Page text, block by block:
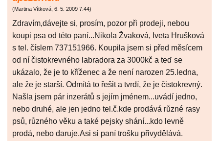
(Martina Vítková, 6. 5. 2009 7:44)
Zdravím,dávejte si, prosím, pozor při prodeji, nebou
koupi psa od této paní...Nikola Žvaková, Iveta Hrušková
s tel. číslem 737151966. Koupila jsem si před měsícem
od ní čistokrevného labradora za 3000kč a teď se
ukázalo, že je to kříženec a že není narozen 25.ledna,
ale že je starší. Odmítá to řešit a tvrdí, že je čistokrevný.
Našla jsem pár inzerátů s jejím jménem...uvádí jedno,
nebo druhé, ale jen jedno tel.č.kde prodává různé rasy
psů, různého věku a také pejsky shání...kdo levně
prodá, nebo daruje.Asi si paní trošku přivydělává.